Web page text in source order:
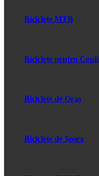
Biciclete MTB
Biciclete pentru Copii
Biciclete de Oras
Biciclete de Sosea